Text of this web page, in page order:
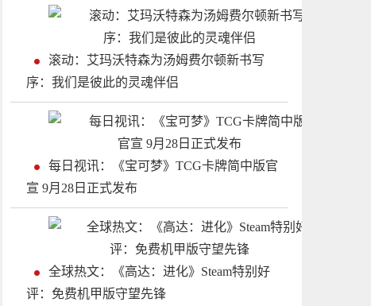
滚动：艾玛沃特森为汤姆费尔顿新书写
序：我们是彼此的灵魂伴侣
每日视讯：《宝可梦》TCG卡牌简中版官
宣 9月28日正式发布
全球热文：《高达：进化》Steam特别好
评：免费机甲版守望先锋